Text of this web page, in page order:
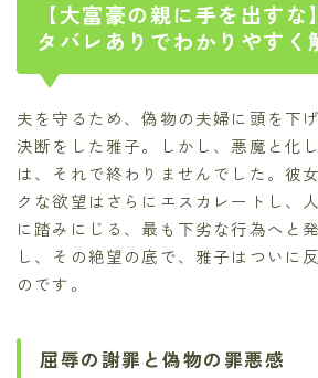
【大富豪の親に手を出すな
タバレありでわかりやすく
夫を守るため、偽物の夫婦に頭を下
決断をした雅子。しかし、悪魔と化
は、それで終わりませんでした。彼
クな欲望はさらにエスカレートし、
に踏みにじる、最も下劣な行為へと
し、その絶望の底で、雅子はついに
のです。
屈辱の謝罪と偽物の罪悪感